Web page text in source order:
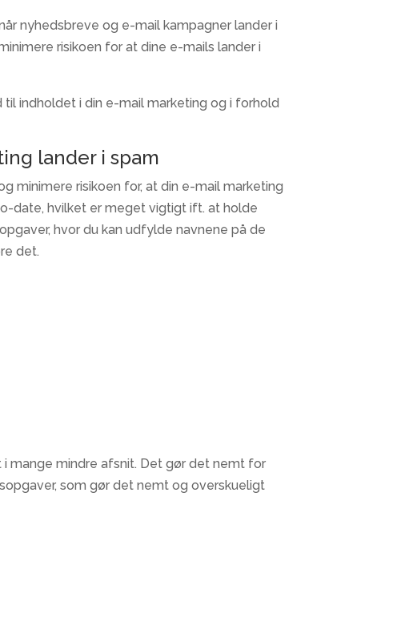
nyhedsbreve og e-mail kampagner lander i
risikoen for at dine e-mails lander i
indholdet i din e-mail marketing og i forhold
lander i spam
minimere risikoen for, at din e-mail marketing
date, hvilket er meget vigtigt ift. at holde
hvor du kan udfylde navnene på de
det.
mange mindre afsnit. Det gør det nemt for
som gør det nemt og overskueligt